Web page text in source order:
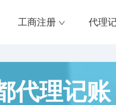
工商注册 代理
代理记账